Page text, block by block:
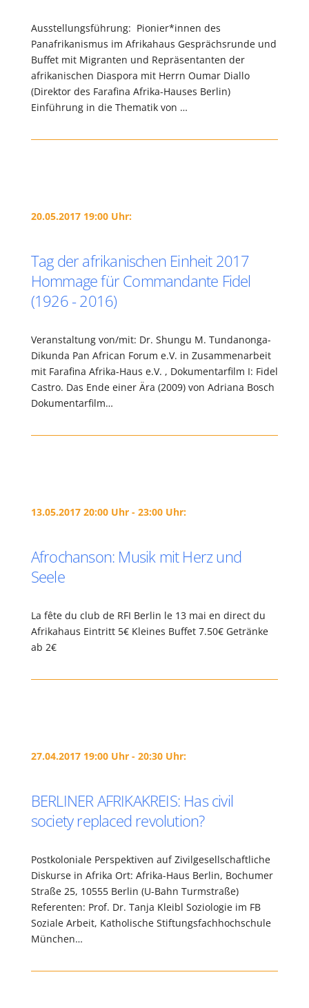
Ausstellungsführung: Pionier*innen des
Panafrikanismus im Afrikahaus Gesprächsrunde und
Buffet mit Migranten und Repräsentanten der
afrikanischen Diaspora mit Herrn Oumar Diallo
(Direktor des Farafina Afrika-Hauses Berlin)
Einführung in die Thematik von …
20.05.2017 19:00 Uhr:
Tag der afrikanischen Einheit 2017
Hommage für Commandante Fidel
(1926 - 2016)
Veranstaltung von/mit: Dr. Shungu M. Tundanonga-
Dikunda Pan African Forum e.V. in Zusammenarbeit
mit Farafina Afrika-Haus e.V. , Dokumentarfilm I: Fidel
Castro. Das Ende einer Ära (2009) von Adriana Bosch
Dokumentarfilm…
13.05.2017 20:00 Uhr - 23:00 Uhr:
Afrochanson: Musik mit Herz und
Seele
La fête du club de RFI Berlin le 13 mai en direct du
Afrikahaus Eintritt 5€ Kleines Buffet 7.50€ Getränke
ab 2€
27.04.2017 19:00 Uhr - 20:30 Uhr:
BERLINER AFRIKAKREIS: Has civil
society replaced revolution?
Postkoloniale Perspektiven auf Zivilgesellschaftliche
Diskurse in Afrika Ort: Afrika-Haus Berlin, Bochumer
Straße 25, 10555 Berlin (U-Bahn Turmstraße)
Referenten: Prof. Dr. Tanja Kleibl Soziologie im FB
Soziale Arbeit, Katholische Stiftungsfachhochschule
München…